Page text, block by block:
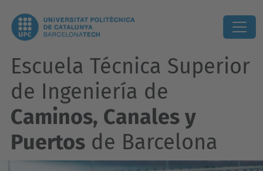
Escuela Técnica Superior
de Ingeniería de
Caminos, Canales y
Puertos de Barcelona